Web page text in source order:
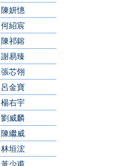
陳妍憓
何紹宸
陳祁鎔
謝易臻
張芯翎
呂金寶
楊右宇
劉威麟
陳繼威
林垣浤